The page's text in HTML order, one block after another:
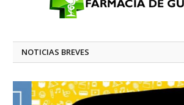
NOTICIAS BREVES